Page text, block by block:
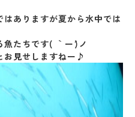
ありますが夏から水中では
たちです( ｀ー´)ノ
お見せしますねー♪